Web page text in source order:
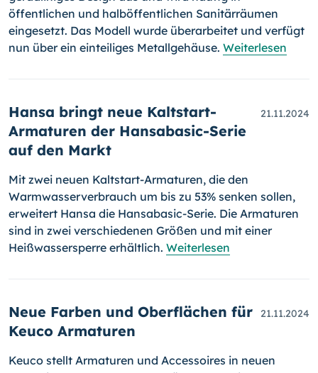
öffentlichen und halböffentlichen Sanitärräumen
eingesetzt. Das Modell wurde überarbeitet und verfügt
nun über ein einteiliges Metallgehäuse. Weiterlesen
Hansa bringt neue Kaltstart-
Armaturen der Hansabasic-Serie
auf den Markt
21.11.2024
Mit zwei neuen Kaltstart-Armaturen, die den
Warmwasserverbrauch um bis zu 53% senken sollen,
erweitert Hansa die Hansabasic-Serie. Die Armaturen
sind in zwei verschiedenen Größen und mit einer
Heißwassersperre erhältlich. Weiterlesen
Neue Farben und Oberflächen für
Keuco Armaturen
21.11.2024
Keuco stellt Armaturen und Accessoires in neuen